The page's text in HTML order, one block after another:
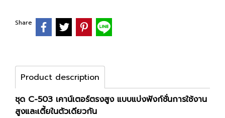
Share
Product description
ชุด C-503 เคาน์เตอร์ตรงสูง แบบแบ่งฟังก์ชั่นการใช้งาน
สูงและเตี้ยในตัวเดียวกัน